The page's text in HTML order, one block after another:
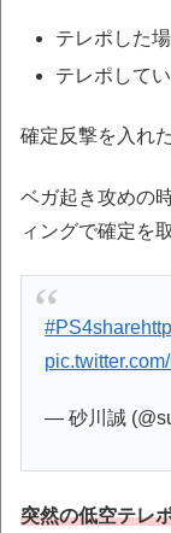
テレポした
テレポして
確定反撃を入れ
ベガ起き攻めの
ィングで確定を
#PS4share
— 砂川誠
突然の低空テレ